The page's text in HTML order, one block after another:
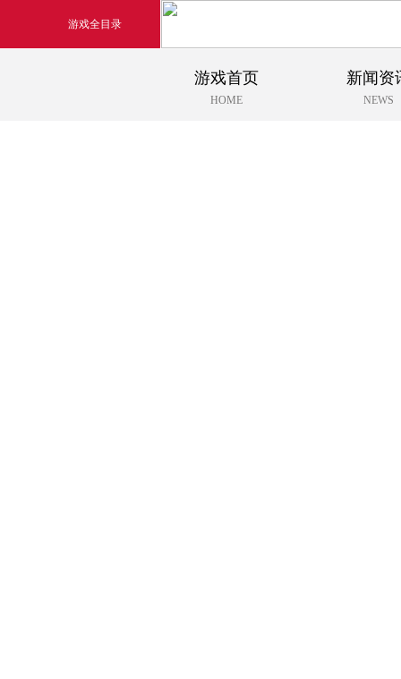
游戏全目录
玄幻游戏
游戏首页
HOME
新闻资
NEWS